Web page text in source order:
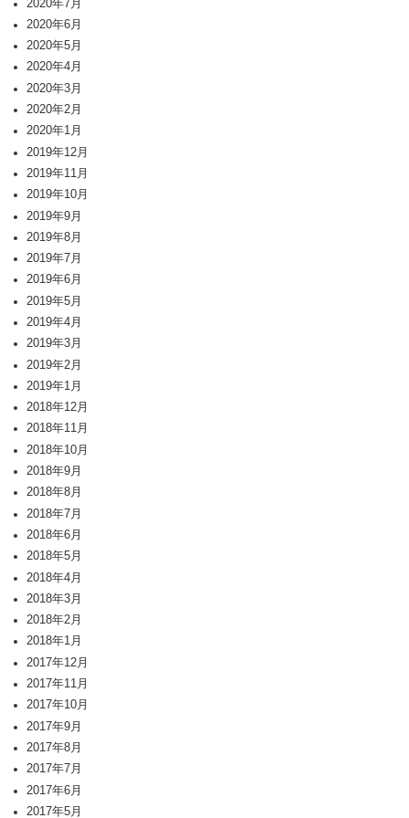
2020年7月
2020年6月
2020年5月
2020年4月
2020年3月
2020年2月
2020年1月
2019年12月
2019年11月
2019年10月
2019年9月
2019年8月
2019年7月
2019年6月
2019年5月
2019年4月
2019年3月
2019年2月
2019年1月
2018年12月
2018年11月
2018年10月
2018年9月
2018年8月
2018年7月
2018年6月
2018年5月
2018年4月
2018年3月
2018年2月
2018年1月
2017年12月
2017年11月
2017年10月
2017年9月
2017年8月
2017年7月
2017年6月
2017年5月